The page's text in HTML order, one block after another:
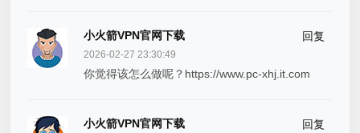
小火箭VPN官网下载 回复
2026-02-27 23:30:49
你觉得该怎么做呢？https://www.pc-xhj.it.com
小火箭VPN官网下载 回复